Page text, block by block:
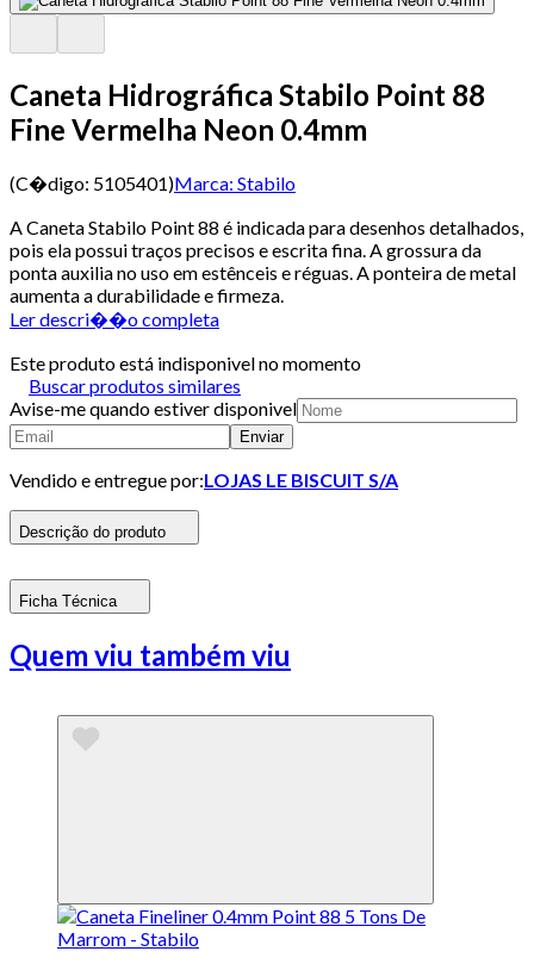
Caneta Hidrográfica Stabilo Point 88
Fine Vermelha Neon 0.4mm
(C�digo: 5105401)Marca: Stabilo
A Caneta Stabilo Point 88 é indicada para desenhos detalhados,
pois ela possui traços precisos e escrita fina. A grossura da
ponta auxilia no uso em estênceis e réguas. A ponteira de metal
aumenta a durabilidade e firmeza.
Ler descri��o completa
Este produto está indisponivel no momento
Buscar produtos similares
Avise-me quando estiver disponivel
Enviar
Vendido e entregue por:LOJAS LE BISCUIT S/A
Descrição do produto
Ficha Técnica
Quem viu também viu